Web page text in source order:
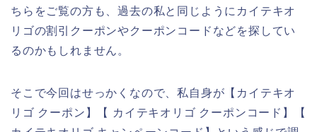
ちらをご覧の方も、過去の私と同じようにカイテキオ
リゴの割引クーポンやクーポンコードなどを探してい
るのかもしれません。
そこで今回はせっかくなので、私自身が【カイテキオ
リゴ クーポン】【 カイテキオリゴ クーポンコード】【